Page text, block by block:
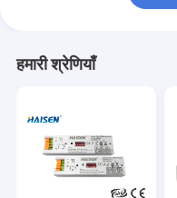
हमारी श्रेणियाँ